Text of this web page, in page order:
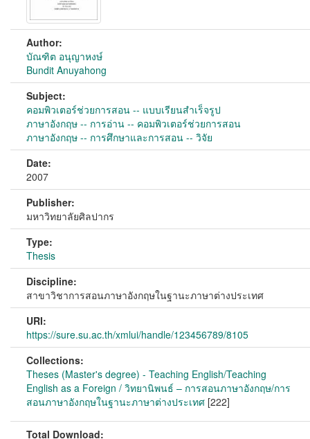
Author:
บัณฑิต อนุญาหงษ์
Bundit Anuyahong
Subject:
คอมพิวเตอร์ช่วยการสอน -- แบบเรียนสำเร็จรูป
ภาษาอังกฤษ -- การอ่าน -- คอมพิวเตอร์ช่วยการสอน
ภาษาอังกฤษ -- การศึกษาและการสอน -- วิจัย
Date:
2007
Publisher:
มหาวิทยาลัยศิลปากร
Type:
Thesis
Discipline:
สาขาวิชาการสอนภาษาอังกฤษในฐานะภาษาต่างประเทศ
URI:
https://sure.su.ac.th/xmlui/handle/123456789/8105
Collections:
Theses (Master's degree) - Teaching English/Teaching
English as a Foreign / วิทยานิพนธ์ – การสอนภาษาอังกฤษ/การ
สอนภาษาอังกฤษในฐานะภาษาต่างประเทศ [222]
Total Download: